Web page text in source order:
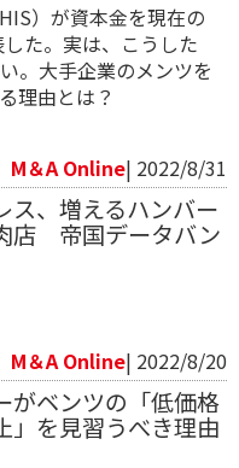
）が資本金を現在の
た。実は、こうした
。大手企業のメンツを
理由とは？
M＆A Online| 2022/8/31
ス、増えるハンバー
店 帝国データバン
M＆A Online| 2022/8/20
がベンツの「低価格
」を見習うべき理由